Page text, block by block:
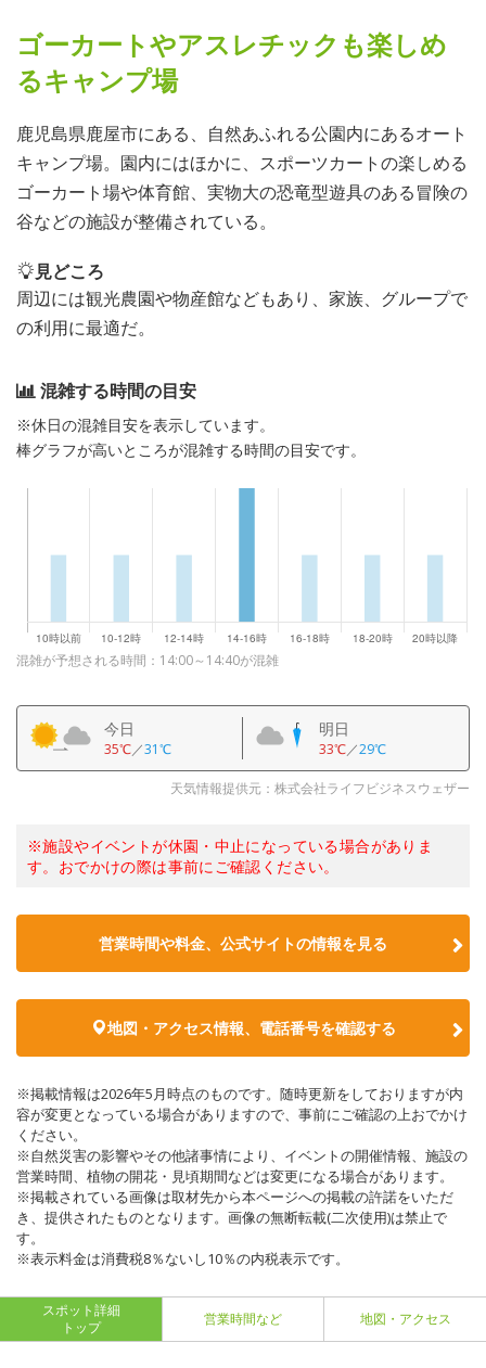
ゴーカートやアスレチックも楽しめ
るキャンプ場
鹿児島県鹿屋市にある、自然あふれる公園内にあるオート
キャンプ場。園内にはほかに、スポーツカートの楽しめる
ゴーカート場や体育館、実物大の恐竜型遊具のある冒険の
谷などの施設が整備されている。
見どころ
周辺には観光農園や物産館などもあり、家族、グループで
の利用に最適だ。
混雑する時間の目安
※休日の混雑目安を表示しています。
棒グラフが高いところが混雑する時間の目安です。
混雑が予想される時間：14:00～14:40が混雑
今日
35℃／31℃
明日
33℃／29℃
天気情報提供元：株式会社ライフビジネスウェザー
※施設やイベントが休園・中止になっている場合がありま
す。おでかけの際は事前にご確認ください。
営業時間や料金、公式サイトの情報を見る
地図・アクセス情報、電話番号を確認する
※掲載情報は2026年5月時点のものです。随時更新をしておりますが内
容が変更となっている場合がありますので、事前にご確認の上おでかけ
ください。
※自然災害の影響やその他諸事情により、イベントの開催情報、施設の
営業時間、植物の開花・見頃期間などは変更になる場合があります。
※掲載されている画像は取材先から本ページへの掲載の許諾をいただ
き、提供されたものとなります。画像の無断転載(二次使用)は禁止で
す。
※表示料金は消費税8％ないし10％の内税表示です。
スポット詳細
トップ
営業時間など 地図・アクセス